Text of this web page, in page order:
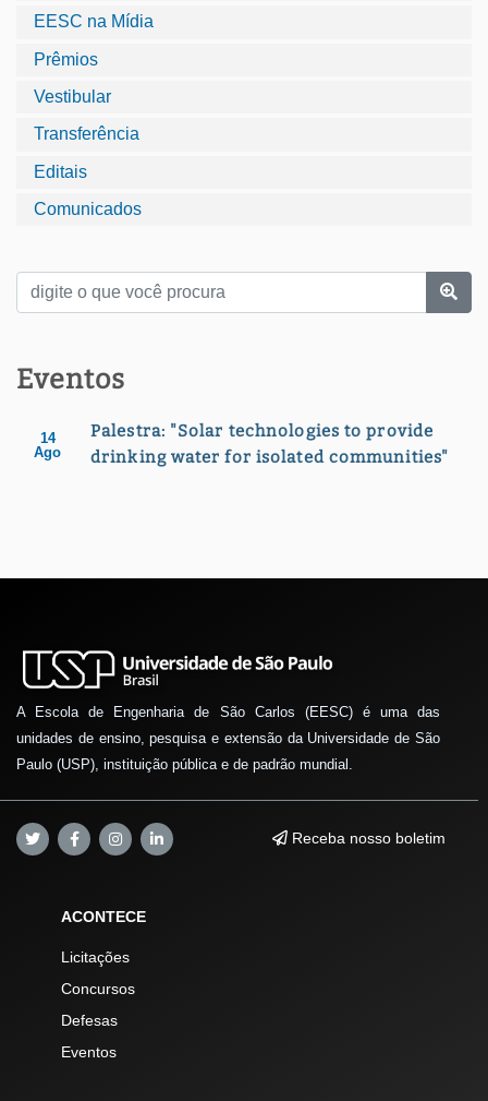
EESC na Mídia
Prêmios
Vestibular
Transferência
Editais
Comunicados
Eventos
14
Ago
Palestra: "Solar technologies to provide
drinking water for isolated communities"
A Escola de Engenharia de São Carlos (EESC) é uma das
unidades de ensino, pesquisa e extensão da Universidade de São
Paulo (USP), instituição pública e de padrão mundial.
Receba nosso boletim
ACONTECE
Licitações
Concursos
Defesas
Eventos